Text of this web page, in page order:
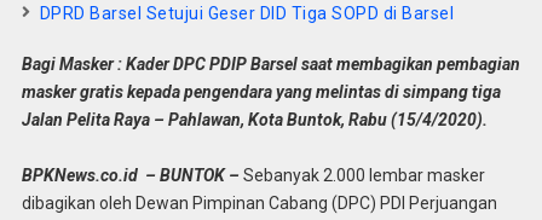
DPRD Barsel Setujui Geser DID Tiga SOPD di Barsel
Bagi Masker : Kader DPC PDIP Barsel saat membagikan pembagian
masker gratis kepada pengendara yang melintas di simpang tiga
Jalan Pelita Raya – Pahlawan, Kota Buntok, Rabu (15/4/2020).
BPKNews.co.id – BUNTOK – Sebanyak 2.000 lembar masker
dibagikan oleh Dewan Pimpinan Cabang (DPC) PDI Perjuangan